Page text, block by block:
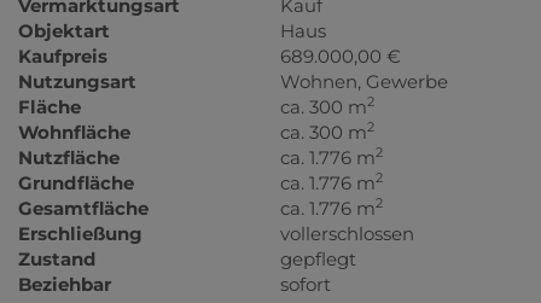
Vermarktungsart
Kauf
Objektart
Haus
Kaufpreis
689.000,00 €
Nutzungsart
Wohnen Gewerbe
Fläche
ca. 300 m2
Wohnfläche ca. 300 m2
Nutzfläche ca. 1.776 m2
Grundfläche ca. 1.776 m2
Gesamtfläche ca. 1.776 m2
Erschließung
vollerschlossen
Zustand
gepflegt
Beziehbar
sofort